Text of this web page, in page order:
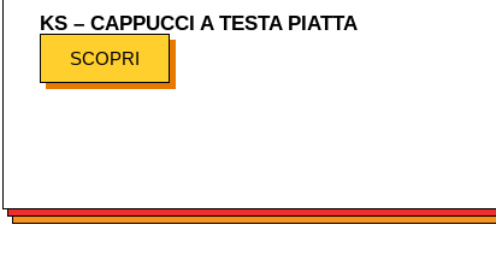
KS – CAPPUCCI A TESTA PIATTA
SCOPRI